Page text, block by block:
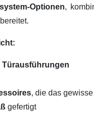
Optionen,
Türausführungen
, die das
gefertigt